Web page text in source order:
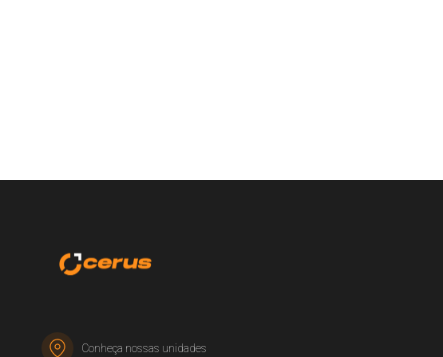
Conheça nossas unidades